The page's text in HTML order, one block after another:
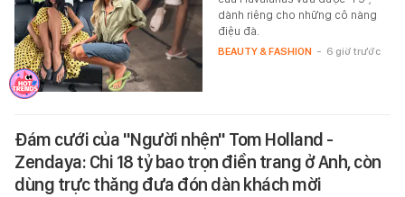
dành riêng cho những cô nàng
điệu đà.
BEAUTY & FASHION - 6 giờ trước
Đám cưới của "Người nhện" Tom Holland -
Zendaya: Chi 18 tỷ bao trọn điền trang ở Anh, còn
dùng trực thăng đưa đón dàn khách mời